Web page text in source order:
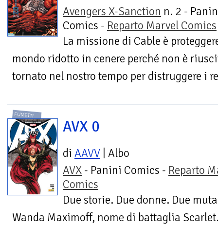
Avengers X-Sanction n. 2 -
Comics - Reparto Marvel Comics
La missione di Cable è
mondo ridotto in cenere perché non è
tornato nel nostro tempo per distruggere i
FUMETTI
AVX 0
di AAVV | Albo
AVX - Panini Comics - Reparto
Comics
Due storie. Due donne. Due
Wanda Maximoff, nome di battaglia